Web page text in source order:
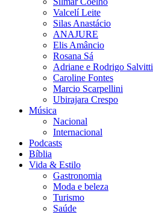
Valcelí Leite
Silas Anastácio
ANAJURE
Elis Amâncio
Rosana Sá
Adriane e Rodrigo Salvitti
Caroline Fontes
Marcio Scarpellini
Ubirajara Crespo
Música
Nacional
Internacional
Podcasts
Bíblia
Vida & Estilo
Gastronomia
Moda e beleza
Turismo
Saúde